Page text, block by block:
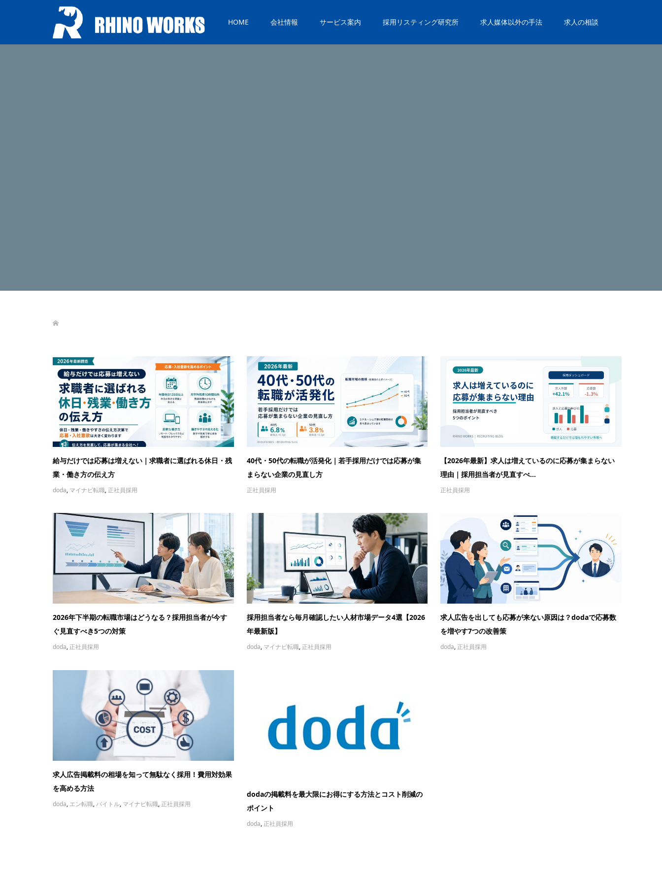
HOME 会社情報 サービス案内 採用リスティング研究所 求人媒体以外の手法 求人の相談
給与だけでは応募は増えない｜求職者に選ばれる休日・残
業・働き方の伝え方
doda, マイナビ転職, 正社員採用
40代・50代の転職が活発化｜若手採用だけでは応募が集
まらない企業の見直し方
正社員採用
【2026年最新】求人は増えているのに応募が集まらない
理由｜採用担当者が見直すべ...
正社員採用
2026年下半期の転職市場はどうなる？採用担当者が今す
ぐ見直すべき5つの対策
doda, 正社員採用
採用担当者なら毎月確認したい人材市場データ4選【2026
年最新版】
doda, マイナビ転職, 正社員採用
求人広告を出しても応募が来ない原因は？dodaで応募数
を増やす7つの改善策
doda, 正社員採用
求人広告掲載料の相場を知って無駄なく採用！費用対効果
を高める方法
doda, エン転職,バイトル, マイナビ転職, 正社員採用
dodaの掲載料を最大限にお得にする方法とコスト削減の
ポイント
doda, 正社員採用